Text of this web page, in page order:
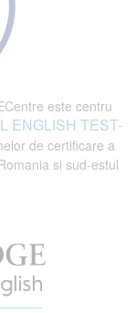
este centru
ENGLISH TEST-
de certificare a
si sud-estul